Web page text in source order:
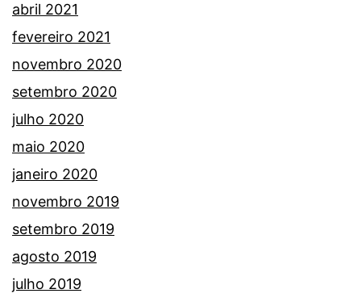
abril 2021
fevereiro 2021
novembro 2020
setembro 2020
julho 2020
maio 2020
janeiro 2020
novembro 2019
setembro 2019
agosto 2019
julho 2019